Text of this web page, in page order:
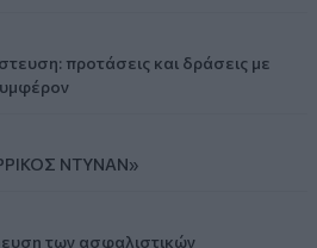
προτάσεις και δράσεις με
ΝΤΥΝΑΝ»
των ασφαλιστικών